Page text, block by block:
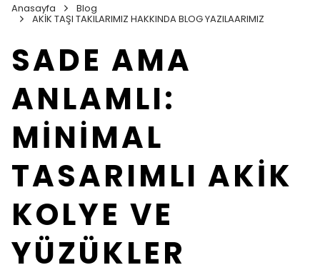
Anasayfa Blog
AKİK TAŞI TAKILARIMIZ HAKKINDA BLOG YAZILAARIMIZ
SADE AMA
ANLAMLI:
MİNİMAL
TASARIMLI AKİK
KOLYE VE
YÜZÜKLER